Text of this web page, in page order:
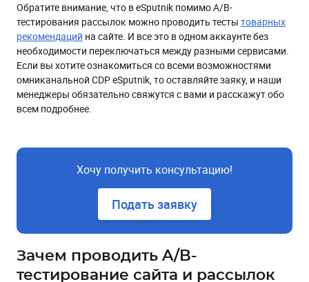
Обратите внимание, что в eSputnik помимо A/B-
тестирования рассылок можно проводить тесты товарных
рекомендаций на сайте. И все это в одном аккаунте без
необходимости переключаться между разными сервисами.
Если вы хотите ознакомиться со всеми возможностями
омниканальной CDP eSputnik, то оставляйте заяку, и наши
менеджеры обязательно свяжутся с вами и расскажут обо
всем подробнее.
Хочу получить консультацию!
Подать заявку
Зачем проводить A/B-
тестирование сайта и рассылок